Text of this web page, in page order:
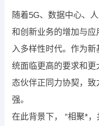
随着5G、数据中心、
和创新业务的增加与
入多样性时代。作为
统面临更高的要求和
态伙伴正同力协契，
强。
在此背景下， “相聚*